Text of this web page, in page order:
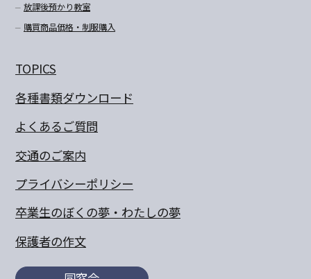
放課後預かり教室
購買商品価格・制服購入
TOPICS
各種書類ダウンロード
よくあるご質問
交通のご案内
プライバシーポリシー
卒業生のぼくの夢・わたしの夢
保護者の作文